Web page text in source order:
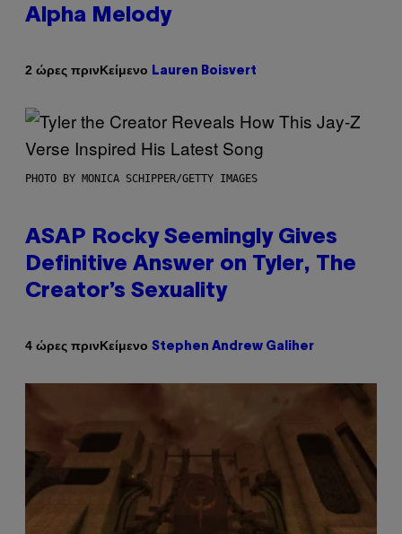
Alpha Melody
2 ώρες πρινΚείμενο Lauren Boisvert
PHOTO BY MONICA SCHIPPER/GETTY IMAGES
ASAP Rocky Seemingly Gives
Definitive Answer on Tyler, The
Creator’s Sexuality
4 ώρες πρινΚείμενο Stephen Andrew Galiher